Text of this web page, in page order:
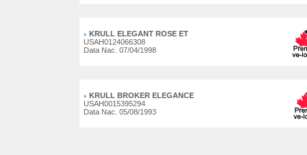
KRULL ELEGANT ROSE ET
USAH0124066308
Data Nac. 07/04/1998
KRULL BROKER ELEGANCE
USAH0015395294
Data Nac. 05/08/1993